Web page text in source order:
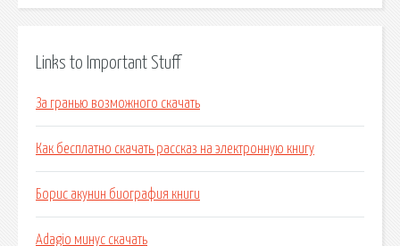
Links to Important Stuff
За гранью возможного скачать
Как бесплатно скачать рассказ на электронную книгу
Борис акунин биография книги
Adagio минус скачать